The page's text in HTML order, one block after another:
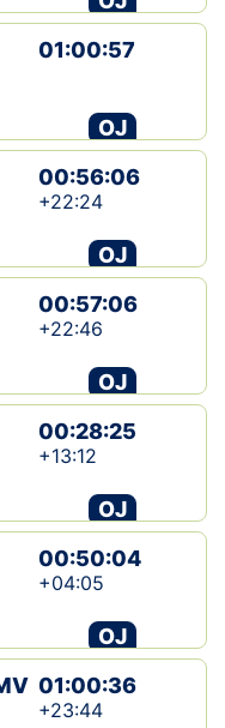
01:00:57
OJ
00:56:06
+22:24
OJ
00:57:06
+22:46
OJ
00:28:25
+13:12
OJ
00:50:04
+04:05
OJ
01:00:36
+23:44